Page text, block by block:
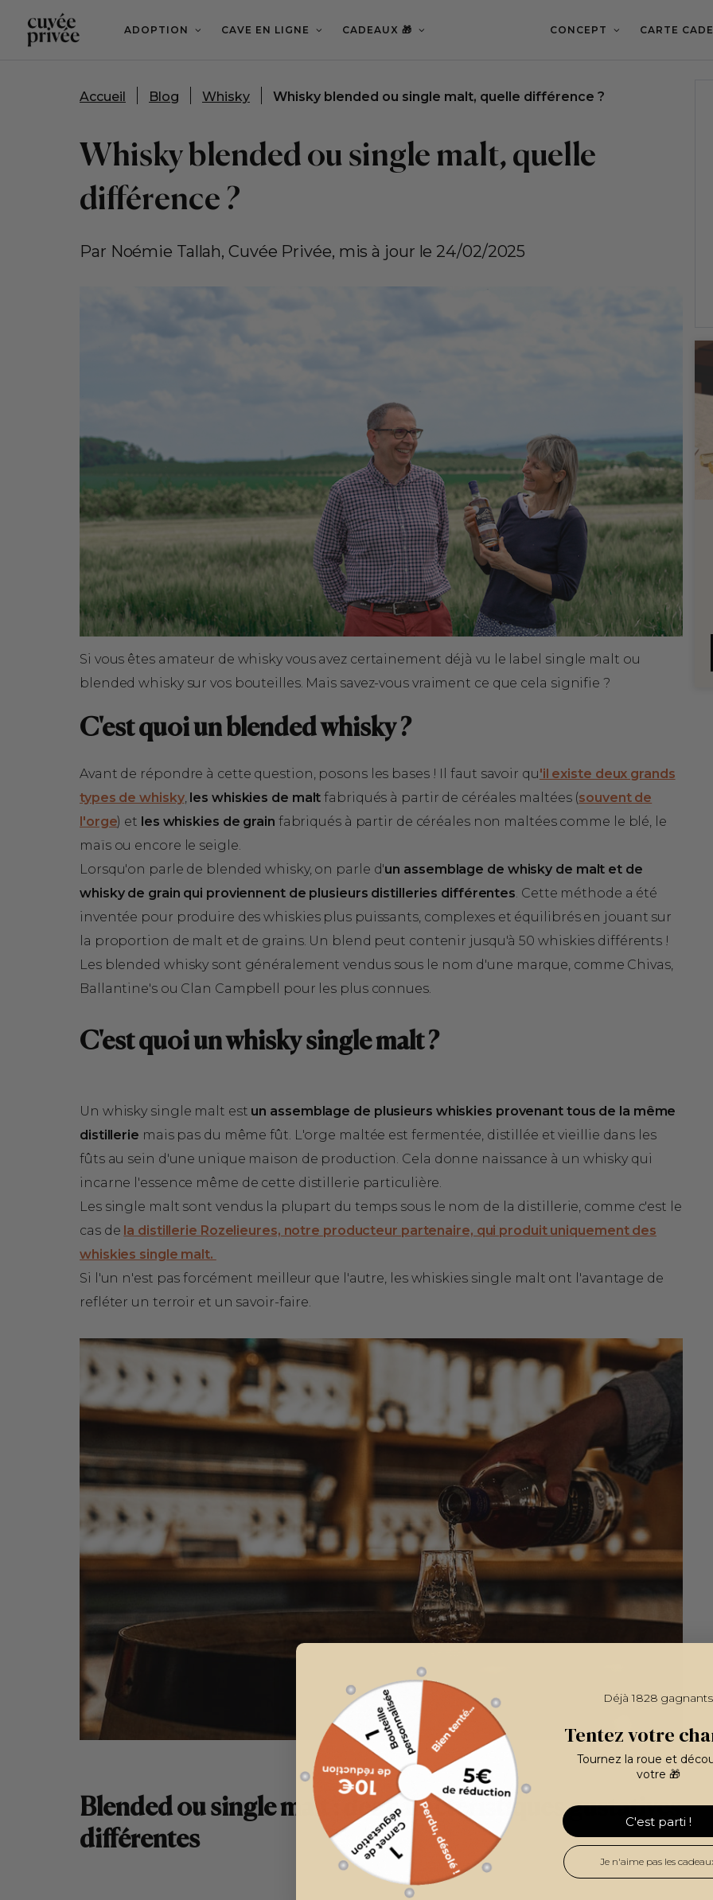
contenu
principal
ADOPTION CAVE EN LIGNE CADEAUX 🎁 CONCEPT CARTE
Accueil Blog Whisky Whisky blended ou single malt, quelle différence ?
Whisky blended ou single malt, quelle
différence ?
Par Noémie Tallah, Cuvée Privée, mis à jour le 24/02/2025
Si vous êtes amateur de whisky vous avez certainement déjà vu le label single malt ou
blended whisky sur vos bouteilles. Mais savez-vous vraiment ce que cela signifie ?
C'est quoi un blended whisky ?
Avant de répondre à cette question, posons les bases ! Il faut savoir qu'il existe deux grands
types de whisky, les whiskies de malt fabriqués à partir de céréales maltées (souvent de
l'orge) et les whiskies de grain fabriqués à partir de céréales non maltées comme le blé, le
maïs ou encore le seigle.
Lorsqu'on parle de blended whisky, on parle d'un assemblage de whisky de malt et de
whisky de grain qui proviennent de plusieurs distilleries différentes. Cette méthode a été
inventée pour produire des whiskies plus puissants, complexes et équilibrés en jouant sur
la proportion de malt et de grains. Un blend peut contenir jusqu'à 50 whiskies différents !
Les blended whisky sont généralement vendus sous le nom d'une marque, comme Chivas,
Ballantine's ou Clan Campbell pour les plus connues.
C'est quoi un whisky single malt ?
Un whisky single malt est un assemblage de plusieurs whiskies provenant tous de la même
distillerie mais pas du même fût. L'orge maltée est fermentée, distillée et vieillie dans les
fûts au sein d'une unique maison de production. Cela donne naissance à un whisky qui
incarne l'essence même de cette distillerie particulière.
Les single malt sont vendus la plupart du temps sous le nom de la distillerie, comme c'est le
cas de la distillerie Rozelieures, notre producteur partenaire, qui produit uniquement des
whiskies single malt.
Si l'un n'est pas forcément meilleur que l'autre, les whiskies single malt ont l'avantage de
refléter un terroir et un savoir-faire.
Blended ou single malt : des caractéristiques gustatives
différentes
Déjà 1828 gagnants
Tentez votre
Tournez la roue et
votre 🎁
C'est parti !
Je n'aime pas les